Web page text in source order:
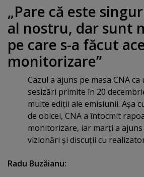
„Pare că este
al nostru, dar sunt
pe care s-a făcut
monitorizare”
Cazul a ajuns pe masa CNA
sesizări primite în 20
multe ediţii ale emisiunii. Aşa
de obicei, CNA a întocmit
monitorizare, iar marţi a ajuns
vizionări şi discuţii cu
Radu Buzăianu: